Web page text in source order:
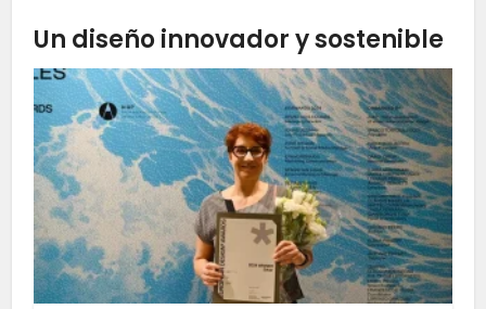
Un diseño innovador y sostenible